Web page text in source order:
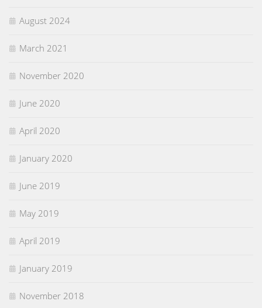
August 2024
March 2021
November 2020
June 2020
April 2020
January 2020
June 2019
May 2019
April 2019
January 2019
November 2018